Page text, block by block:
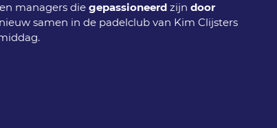
managers die gepassioneerd zijn door
samen in de padelclub van Kim Clijsters